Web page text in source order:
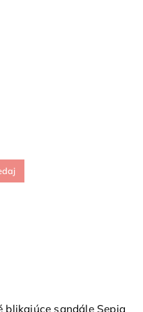
blikajúce sandále Sepia